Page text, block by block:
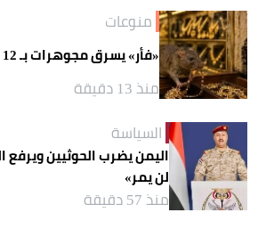
منوعات
«فأر» يسرق مجوهرات بـ 12 ألف دولار!
منذ 13 دقيقة
السياسة
اليمن يضرب الحوثيين ويرفع
لن يمر»
منذ 57 دقيقة